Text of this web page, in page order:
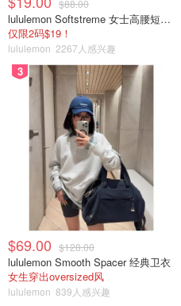
$88.00
lululemon Softstreme 女士高腰短裤 10cm
仅限2码$19！
lululemon 2267人感兴趣
3
$69.00 $128.00
lululemon Smooth Spacer 经典卫衣
女生穿出oversized风
lululemon 839人感兴趣